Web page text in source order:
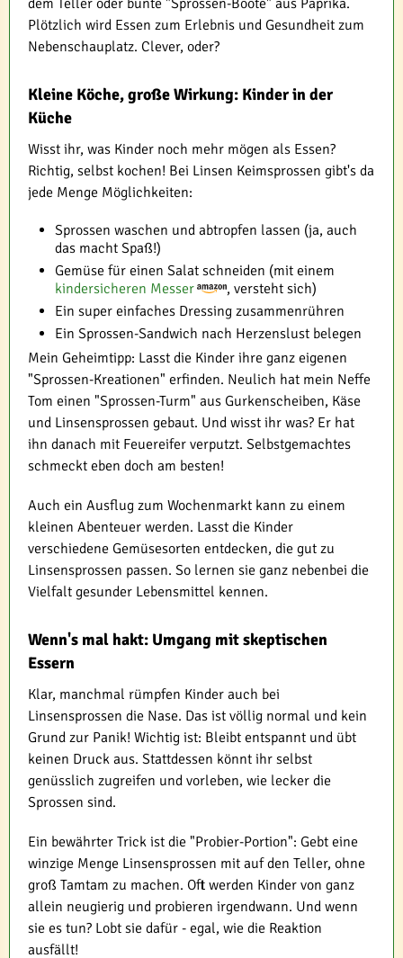
Plötzlich wird Essen zum Erlebnis und Gesundheit zum
Nebenschauplatz. Clever, oder?
Kleine Köche, große Wirkung: Kinder in der
Küche
Wisst ihr, was Kinder noch mehr mögen als Essen?
Richtig, selbst kochen! Bei Linsen Keimsprossen gibt's da
jede Menge Möglichkeiten:
Sprossen waschen und abtropfen lassen (ja, auch
das macht Spaß!)
Gemüse für einen Salat schneiden (mit einem
kindersicheren Messer
, versteht sich)
Ein super einfaches Dressing zusammenrühren
Ein Sprossen-Sandwich nach Herzenslust belegen
Mein Geheimtipp: Lasst die Kinder ihre ganz eigenen
"Sprossen-Kreationen" erfinden. Neulich hat mein Neffe
Tom einen "Sprossen-Turm" aus Gurkenscheiben, Käse
und Linsensprossen gebaut. Und wisst ihr was? Er hat
ihn danach mit Feuereifer verputzt. Selbstgemachtes
schmeckt eben doch am besten!
Auch ein Ausflug zum Wochenmarkt kann zu einem
kleinen Abenteuer werden. Lasst die Kinder
verschiedene Gemüsesorten entdecken, die gut zu
Linsensprossen passen. So lernen sie ganz nebenbei die
Vielfalt gesunder Lebensmittel kennen.
Wenn's mal hakt: Umgang mit skeptischen
Essern
Klar, manchmal rümpfen Kinder auch bei
Linsensprossen die Nase. Das ist völlig normal und kein
Grund zur Panik! Wichtig ist: Bleibt entspannt und übt
keinen Druck aus. Stattdessen könnt ihr selbst
genüsslich zugreifen und vorleben, wie lecker die
Sprossen sind.
Ein bewährter Trick ist die "Probier-Portion": Gebt eine
winzige Menge Linsensprossen mit auf den Teller, ohne
groß Tamtam zu machen. Oft werden Kinder von ganz
allein neugierig und probieren irgendwann. Und wenn
sie es tun? Lobt sie dafür - egal, wie die Reaktion
ausfällt!